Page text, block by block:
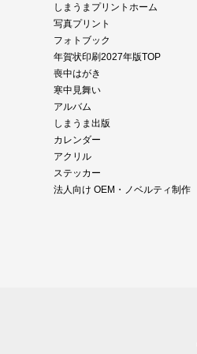
しまうまプリントホーム
写真プリント
フォトブック
年賀状印刷2027年版TOP
喪中はがき
寒中見舞い
アルバム
しまうま出版
カレンダー
アクリル
ステッカー
法人向け OEM・ノベルティ制作